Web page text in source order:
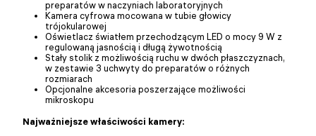
preparatów w naczyniach laboratoryjnych
Kamera cyfrowa mocowana w tubie głowicy
trójokularowej
Oświetlacz światłem przechodzącym LED o mocy 9 W z
regulowaną jasnością i długą żywotnością
Stały stolik z możliwością ruchu w dwóch płaszczyznach,
w zestawie 3 uchwyty do preparatów o różnych
rozmiarach
Opcjonalne akcesoria poszerzające możliwości
mikroskopu
Najważniejsze właściwości kamery: